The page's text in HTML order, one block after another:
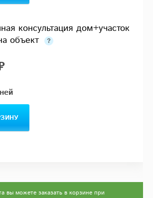
консультация дом+участок
объект
вы можете заказать в корзине при